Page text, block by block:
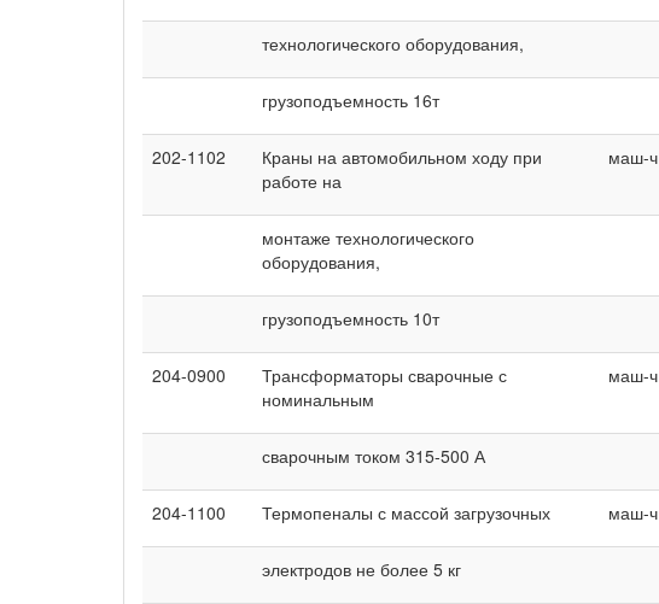
технологического оборудования,
грузоподъемность 16т
202-1102
Краны на автомобильном ходу при
работе на
маш-ч
монтаже технологического
оборудования,
грузоподъемность 10т
204-0900
Трансформаторы сварочные с
номинальным
маш-ч
сварочным током 315-500 А
204-1100 Термопеналы с массой загрузочных маш-ч
электродов не более 5 кг